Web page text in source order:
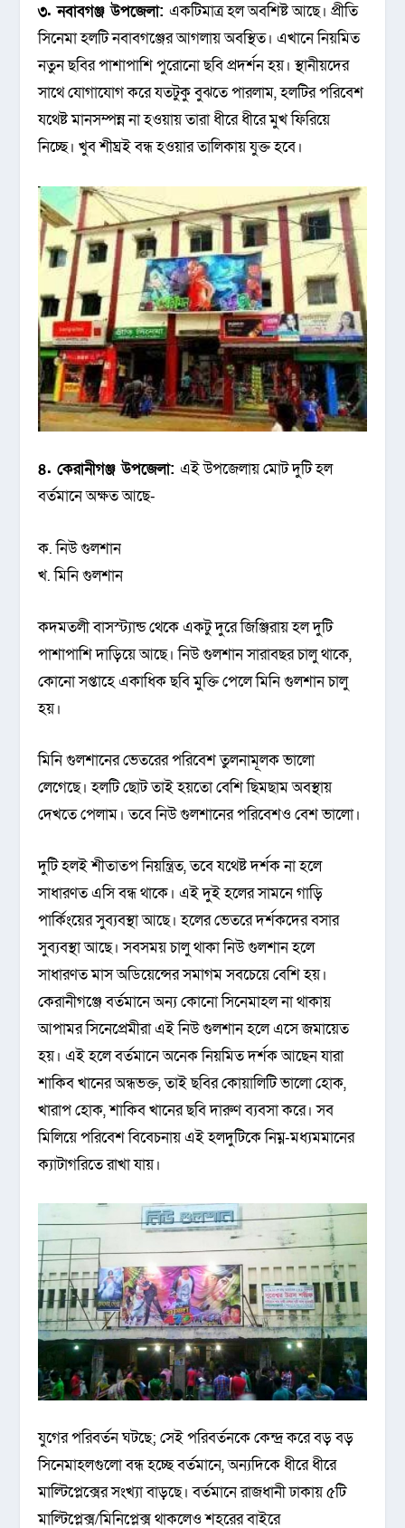
৩. নবাবগঞ্জ উপজেলা:একটিমাত্র হল অবশিষ্ট আছে। প্রীতি
সিনেমা হলটি নবাবগঞ্জের আগলায় অবস্থিত। এখানে নিয়মিত
নতুন ছবির পাশাপাশি পুরোনো ছবি প্রদর্শন হয়। স্থানীয়দের
সাথে যোগাযোগ করে যতটুকু বুঝতে পারলাম, হলটির পরিবেশ
যথেষ্ট মানসম্পন্ন না হওয়ায় তারা ধীরে ধীরে মুখ ফিরিয়ে
নিচ্ছে। খুব শীঘ্রই বন্ধ হওয়ার তালিকায় যুক্ত হবে।
৪. কেরানীগঞ্জ উপজেলা:এই উপজেলায় মোট দুটি হল
বর্তমানে অক্ষত আছে-
ক. নিউ গুলশান
খ. মিনি গুলশান
কদমতলী বাসস্ট্যান্ড থেকে একটু দুরে জিঞ্জিরায় হল দুটি
পাশাপাশি দাড়িয়ে আছে। নিউ গুলশান সারাবছর চালু থাকে,
কোনো সপ্তাহে একাধিক ছবি মুক্তি পেলে মিনি গুলশান চালু
হয়।
মিনি গুলশানের ভেতরের পরিবেশ তুলনামূলক ভালো
লেগেছে। হলটি ছোট তাই হয়তো বেশি ছিমছাম অবস্থায়
দেখতে পেলাম। তবে নিউ গুলশানের পরিবেশও বেশ ভালো।
দুটি হলই শীতাতপ নিয়ন্ত্রিত, তবে যথেষ্ট দর্শক না হলে
সাধারণত এসি বন্ধ থাকে। এই দুই হলের সামনে গাড়ি
পার্কিংয়ের সুব্যবস্থা আছে। হলের ভেতরে দর্শকদের বসার
সুব্যবস্থা আছে। সবসময় চালু থাকা নিউ গুলশান হলে
সাধারণত মাস অডিয়েন্সের সমাগম সবচেয়ে বেশি হয়।
কেরানীগঞ্জে বর্তমানে অন্য কোনো সিনেমাহল না থাকায়
আপামর সিনেপ্রেমীরা এই নিউ গুলশান হলে এসে জমায়েত
হয়। এই হলে বর্তমানে অনেক নিয়মিত দর্শক আছেন যারা
শাকিব খানের অন্ধভক্ত, তাই ছবির কোয়ালিটি ভালো হোক,
খারাপ হোক, শাকিব খানের ছবি দারুণ ব্যবসা করে। সব
মিলিয়ে পরিবেশ বিবেচনায় এই হলদুটিকে নিম্ন-মধ্যমমানের
ক্যাটাগরিতে রাখা যায়।
যুগের পরিবর্তন ঘটছে; সেই পরিবর্তনকে কেন্দ্র করে বড় বড়
সিনেমাহলগুলো বন্ধ হচ্ছে বর্তমানে, অন্যদিকে ধীরে ধীরে
মাল্টিপ্লেক্সের সংখ্যা বাড়ছে। বর্তমানে রাজধানী ঢাকায় ৫টি
মাল্টিপ্লেক্স/মিনিপ্লেক্স থাকলেও শহরের বাইরে